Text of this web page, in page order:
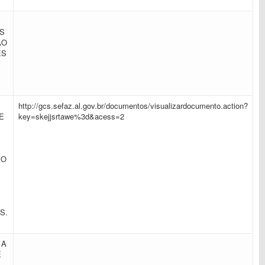
http://gcs.sefaz.al.gov.br/documentos/visualizardocumento.action?
key=skejjsrtawe%3d&acess=2